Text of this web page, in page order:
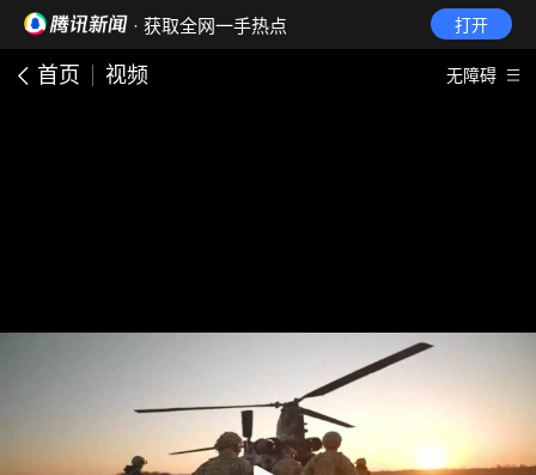
· 获取全网一手热点 打开
首页 视频 无障碍